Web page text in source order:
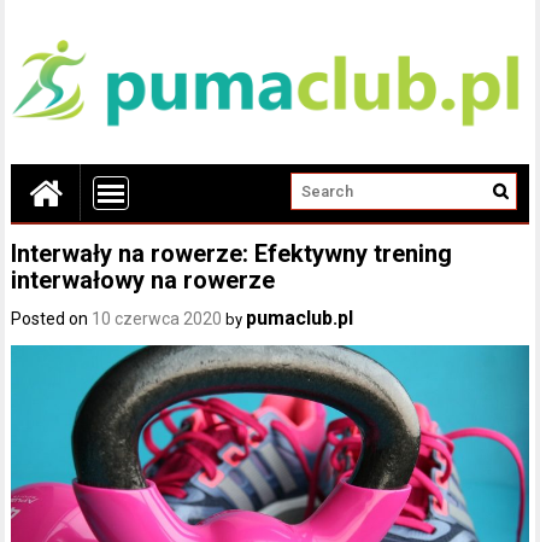
Interwały na rowerze: Efektywny trening
interwałowy na rowerze
Posted on 10 czerwca 2020 by pumaclub.pl